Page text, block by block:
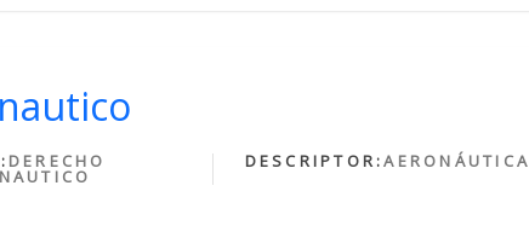
DERECHO DESCRIPTOR:AERONÁUTICA